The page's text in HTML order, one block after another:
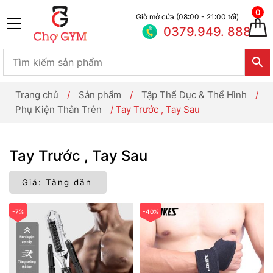
Giờ mở cửa (08:00 - 21:00 tối)
0379.949. 888
0
Trang chủ / Sản phẩm / Tập Thể Dục & Thể Hình
/
Phụ Kiện Thân Trên
/ Tay Trước , Tay Sau
Tay Trước , Tay Sau
-7% -40%